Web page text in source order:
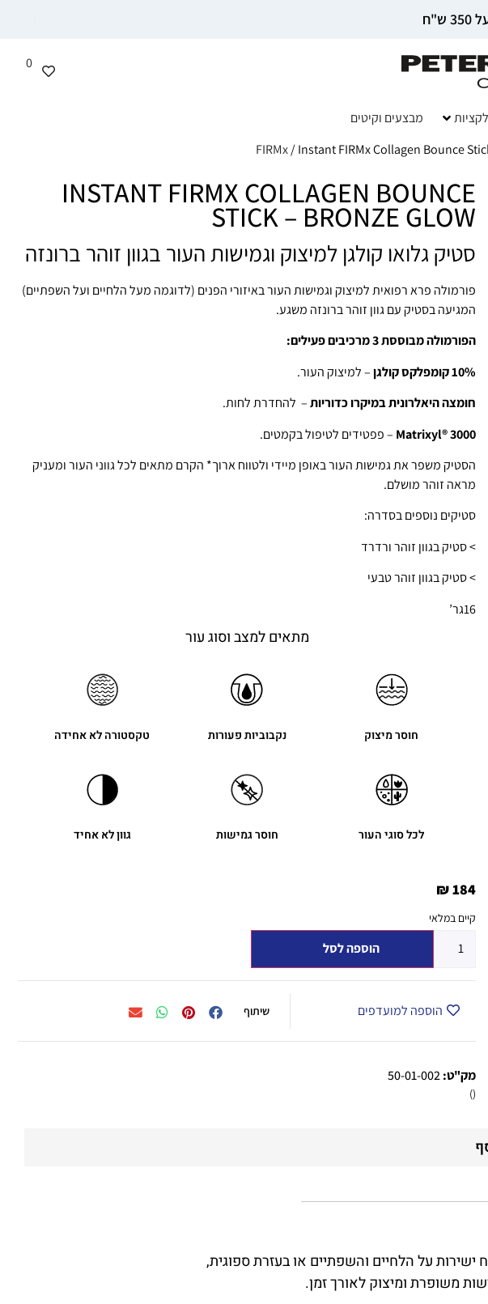
0
מבצעים וקיטים
/ Instant FIRMx Collagen Bounce
INSTANT FIRMX COLLAGEN BOUNCE
STICK – BRONZE GLOW
סטיק גלואו קולגן למיצוק וגמישות העור בגוון זוהר ברונזה
פורמולה פרא רפואית למיצוק וגמישות העור באיזורי הפנים (לדוגמה מעל הלחיים ועל השפתיים)
המגיעה בסטיק עם גוון זוהר ברונזה משגע.
הפורמולה מבוססת 3 מרכיבים פעילים:
10% קומפלקס קולגן
– למיצוק העור.
חומצה היאלרונית במיקרו כדוריות– להחדרת לחות.
Matrixyl® 3000 – פפטידים לטיפול בקמטים.
הסטיק משפר את גמישות העור באופן מיידי ולטווח ארוך* הקרם מתאים לכל גווני העור ומעניק
מראה זוהר מושלם.
סטיקים נוספים בסדרה:
> סטיק בגוון זוהר ורדרד
> סטיק בגוון זוהר טבעי
16גר’
מתאים למצב וסוג עור
חוסר מיצוק
לכל סוגי העור
נקבוביות פעורות
חוסר גמישות
טקסטורה לא אחידה
גוון לא אחיד
₪184
קיים במלאי
הוספה לסל
הוספה למועדפים שיתוף
מק"ט:50-01-002
()
ישירות על הלחיים והשפתיים או בעזרת ספוגית,
משופרת ומיצוק לאורך זמן.